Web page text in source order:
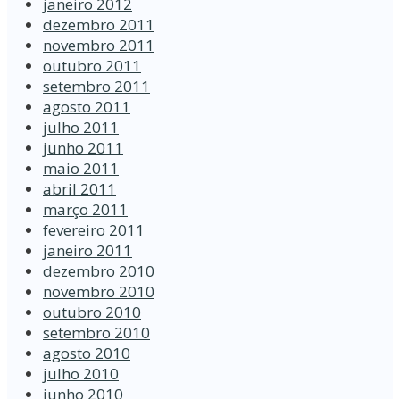
janeiro 2012
dezembro 2011
novembro 2011
outubro 2011
setembro 2011
agosto 2011
julho 2011
junho 2011
maio 2011
abril 2011
março 2011
fevereiro 2011
janeiro 2011
dezembro 2010
novembro 2010
outubro 2010
setembro 2010
agosto 2010
julho 2010
junho 2010